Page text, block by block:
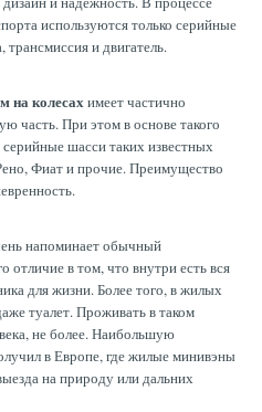
используются только серийные
и двигатель.
на колесахимеет частично
часть. При этом в основе такого
шасси таких известных
Фиат и прочие. Преимущество
напоминает обычный
отличие в том, что внутри есть вся
для жизни. Более того, в жилых
туалет. Проживать в таком
не более. Наибольшую
в Европе, где жилые минивэны
на природу или дальних